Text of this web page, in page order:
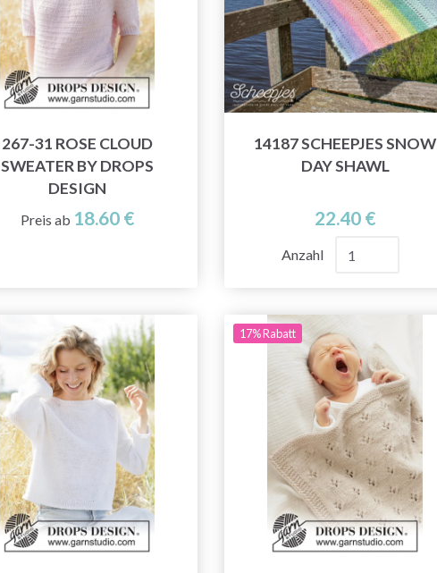
267-31 ROSE CLOUD
SWEATER BY DROPS
DESIGN
Preis ab 18.60 €
14187 SCHEEPJES SNOW
DAY SHAWL
22.40 €
Anzahl
17% Rabatt